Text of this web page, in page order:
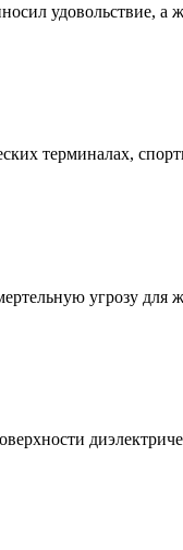
удовольствие, а
терминалах,
угрозу для